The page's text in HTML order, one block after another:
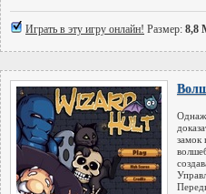
Играть в эту игру онлайн! Размер: 8,8
замок